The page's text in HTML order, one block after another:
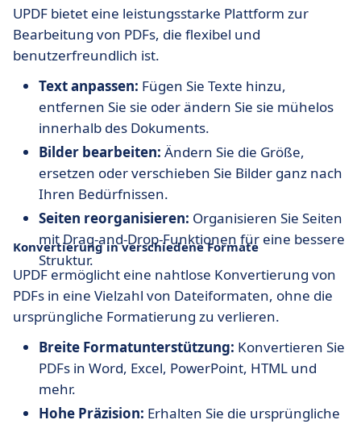
UPDF bietet eine leistungsstarke Plattform zur
Bearbeitung von PDFs, die flexibel und
benutzerfreundlich ist.
Text anpassen: Fügen Sie Texte hinzu,
entfernen Sie sie oder ändern Sie sie mühelos
innerhalb des Dokuments.
Bilder bearbeiten: Ändern Sie die Größe,
ersetzen oder verschieben Sie Bilder ganz nach
Ihren Bedürfnissen.
Seiten reorganisieren: Organisieren Sie Seiten
mit Drag-and-Drop-Funktionen für eine bessere
Struktur.
Konvertierung in verschiedene Formate
UPDF ermöglicht eine nahtlose Konvertierung von
PDFs in eine Vielzahl von Dateiformaten, ohne die
ursprüngliche Formatierung zu verlieren.
Breite Formatunterstützung: Konvertieren Sie
PDFs in Word, Excel, PowerPoint, HTML und
mehr.
Hohe Präzision: Erhalten Sie die ursprüngliche